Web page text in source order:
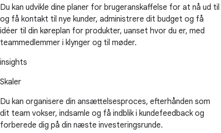
Du kan udvikle dine planer for brugeranskaffelse for at nå ud til
og få kontakt til nye kunder, administrere dit budget og få
idéer til din køreplan for produkter, uanset hvor du er, med
teammedlemmer i klynger og til møder.
insights
Skaler
Du kan organisere din ansættelsesproces, efterhånden som
dit team vokser, indsamle og få indblik i kundefeedback og
forberede dig på din næste investeringsrunde.